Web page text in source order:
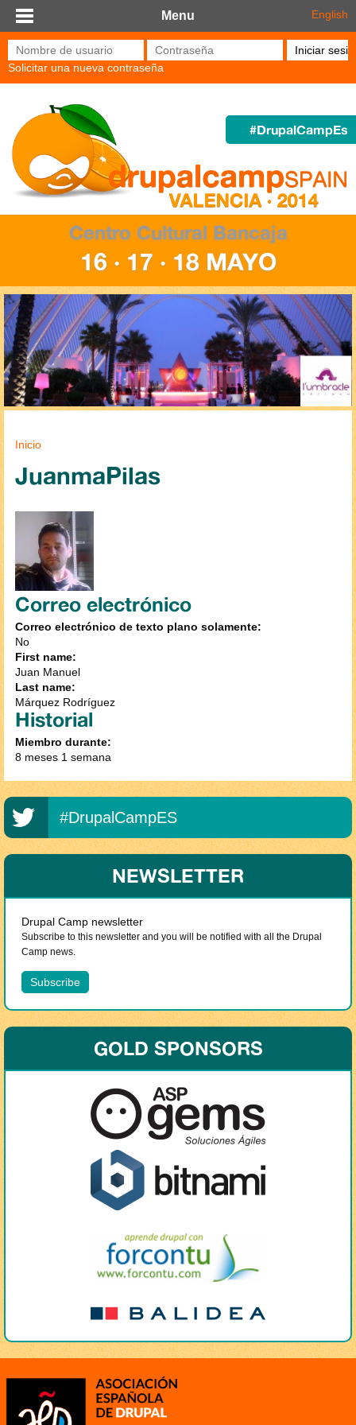
Pasar al contenido principal
Menu English
Nombre de usuario* Contraseña*
Solicitar una nueva contraseña
#DrupalCampEs
Centro Cultural Bancaja
16 · 17 · 18 MAYO
Se encuentra usted aquí
Inicio
JuanmaPilas
Correo electrónico
Correo electrónico de texto plano solamente:
No
First name:
Juan Manuel
Last name:
Márquez Rodríguez
Historial
Miembro durante:
8 meses 1 semana
#DrupalCampES
NEWSLETTER
Drupal Camp newsletter
Subscribe to this newsletter and you will be notified with all the Drupal
Camp news.
GOLD SPONSORS